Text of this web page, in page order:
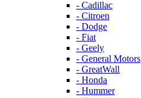
- Cadillac
- Citroen
- Dodge
- Fiat
- Geely
- General Motors
- GreatWall
- Honda
- Hummer